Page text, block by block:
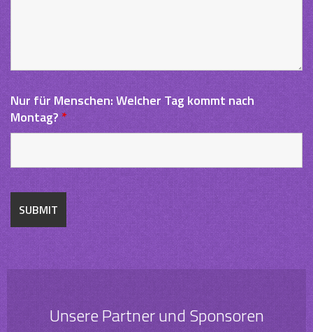
Nur für Menschen: Welcher Tag kommt nach
Montag?*
Unsere Partner und Sponsoren